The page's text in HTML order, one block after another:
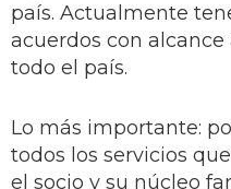
país. Actualmente
acuerdos con
todo el país.
Lo más importante:
todos los servicios
el socio y su núcleo